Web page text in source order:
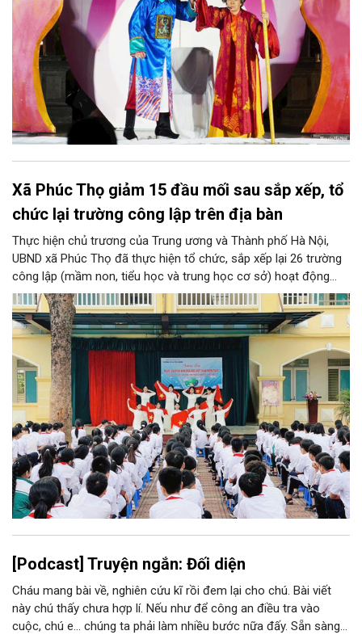
Xã Phúc Thọ giảm 15 đầu mối sau sắp xếp, tổ
chức lại trường công lập trên địa bàn
Thực hiện chủ trương của Trung ương và Thành phố Hà Nội,
UBND xã Phúc Thọ đã thực hiện tổ chức, sắp xếp lại 26 trường
công lập (mầm non, tiểu học và trung học cơ sở) hoạt động
độc lập thành 11 trường. Sau khi sắp xếp, xã Phúc Thọ giảm 15
đầu mối đơn vị, tỷ lệ tinh gọn đạt 57,69%.
[Podcast] Truyện ngắn: Đối diện
Cháu mang bài về, nghiên cứu kĩ rồi đem lại cho chú. Bài viết
này chú thấy chưa hợp lí. Nếu như để công an điều tra vào
cuộc, chú e… chúng ta phải làm nhiều bước nữa đấy. Sẵn sàng